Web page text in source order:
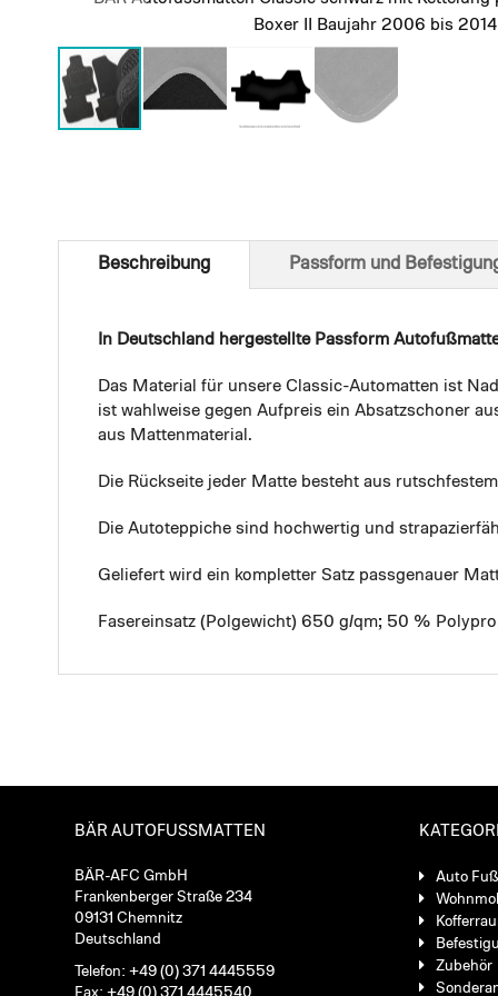
Boxer II Baujahr 2006 bis 2014
of
Beschreibung
In Deutschland hergestellte Passform
Das Material für unsere Classic-Automatten ist
ist wahlweise gegen Aufpreis ein Absatzschoner
aus Mattenmaterial.
Die Rückseite jeder Matte besteht aus
Die Autoteppiche sind hochwertig und
Geliefert wird ein kompletter Satz passgenauer
Fasereinsatz (Polgewicht) 650 g/qm; 50 %
Passform und
BÄR AUTOFUSSMATTEN
BÄR-AFC GmbH
Frankenberger Straße 234
09131 Chemnitz
Deutschland
Telefon: +49 (0) 371 4445559
Fax: +49 (0) 371 4445540
Auto
Zubehör